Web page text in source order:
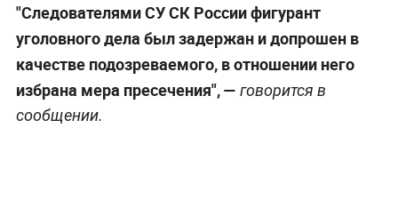
"Следователями СУ СК России фигурант
уголовного дела был задержан и допрошен в
качестве подозреваемого, в отношении него
избрана мера пресечения", — говорится в
сообщении.